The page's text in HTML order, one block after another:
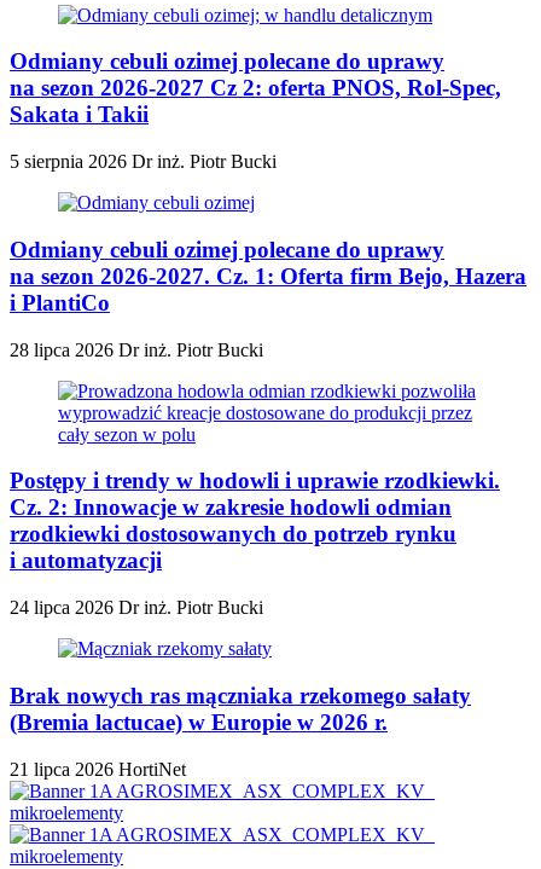
Odmiany cebuli ozimej polecane do uprawy
na sezon 2026-2027 Cz 2: oferta PNOS, Rol-Spec,
Sakata i Takii
5 sierpnia 2026 Dr inż. Piotr Bucki
Odmiany cebuli ozimej polecane do uprawy
na sezon 2026-2027. Cz. 1: Oferta firm Bejo, Hazera
i PlantiCo
28 lipca 2026 Dr inż. Piotr Bucki
Postępy i trendy w hodowli i uprawie rzodkiewki.
Cz. 2: Innowacje w zakresie hodowli odmian
rzodkiewki dostosowanych do potrzeb rynku
i automatyzacji
24 lipca 2026 Dr inż. Piotr Bucki
Brak nowych ras mączniaka rzekomego sałaty
(Bremia lactucae) w Europie w 2026 r.
21 lipca 2026 HortiNet